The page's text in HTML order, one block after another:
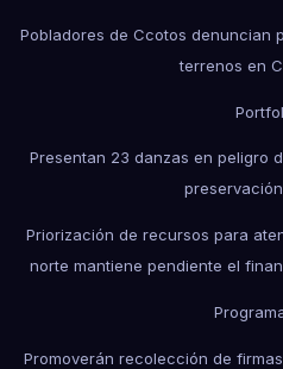
Pobladores de Ccotos denuncian
terrenos en
Presentan 23 danzas en peligro
Priorización de recursos para
norte mantiene pendiente el
Promoverán recolección de